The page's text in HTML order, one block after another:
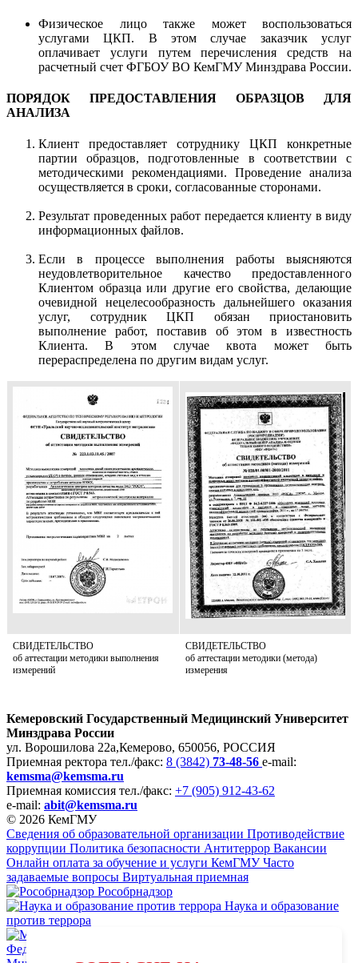
Физическое лицо также может воспользоваться
услугами ЦКП. В этом случае заказчик услуг
оплачивает услуги путем перечисления средств на
расчетный счет ФГБОУ ВО КемГМУ Минздрава России.
ПОРЯДОК ПРЕДОСТАВЛЕНИЯ ОБРАЗЦОВ ДЛЯ
АНАЛИЗА
Клиент предоставляет сотруднику ЦКП конкретные
партии образцов, подготовленные в соответствии с
методическими рекомендациями. Проведение анализа
осуществляется в сроки, согласованные сторонами.
Результат проведенных работ передается клиенту в виду
информационных файлов.
Если в процессе выполнения работы выясняются
неудовлетворительное качество предоставленного
Клиентом образца или другие его свойства, делающие
очевидной нецелесообразность дальнейшего оказания
услуг, сотрудник ЦКП обязан приостановить
выполнение работ, поставив об этом в известность
Клиента. В этом случае квота может быть
перераспределена по другим видам услуг.
СВИДЕТЕЛЬСТВО
об аттестации методики выполнения
измерений
СВИДЕТЕЛЬСТВО
об аттестации методики (метода)
измерения
Кемеровский Государственный Медицинский Университет
Минздрава России
ул. Ворошилова 22а,Кемерово, 650056, РОССИЯ
Приемная ректора тел./факс: 8 (3842) 73-48-56 e-mail:
kemsma@kemsma.ru
Приемная комиссия тел./факс: +7 (905) 912-43-62
e-mail: abit@kemsma.ru
© 2026 КемГМУ
Сведения об образовательной организации Противодействие
коррупции Политика безопасности Антитеррор Вакансии
Онлайн оплата за обучение и услуги КемГМУ Часто
задаваемые вопросы Виртуальная приемная
Рособрнадзор
Наука и образование
против террора